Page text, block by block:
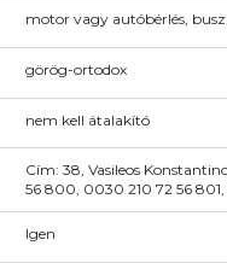
motor vagy autóbérlés,
görög-ortodox
nem kell átalakító
Cím: 38, Vasileos
56 800, 0030 210 72 56
Igen